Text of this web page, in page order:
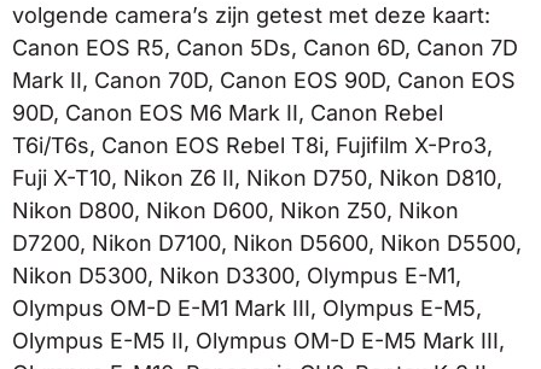
volgende camera’s zijn getest met deze kaart:
Canon EOS R5, Canon 5Ds, Canon 6D, Canon 7D
Mark II, Canon 70D, Canon EOS 90D, Canon EOS
90D, Canon EOS M6 Mark II, Canon Rebel
T6i/T6s, Canon EOS Rebel T8i, Fujifilm X-Pro3,
Fuji X-T10, Nikon Z6 II, Nikon D750, Nikon D810,
Nikon D800, Nikon D600, Nikon Z50, Nikon
D7200, Nikon D7100, Nikon D5600, Nikon D5500,
Nikon D5300, Nikon D3300, Olympus E-M1,
Olympus OM-D E-M1 Mark III, Olympus E-M5,
Olympus E-M5 II, Olympus OM-D E-M5 Mark III,